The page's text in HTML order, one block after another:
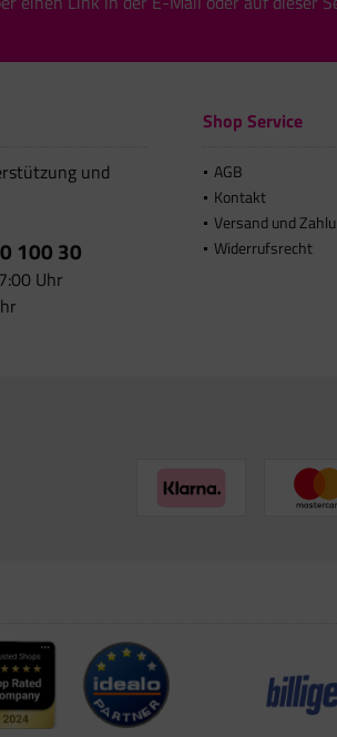
und
100 30
Uhr
Shop Service
AGB
Kontakt
Versand und
Widerrufsrecht